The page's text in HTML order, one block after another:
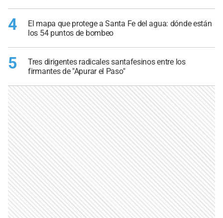
4
El mapa que protege a Santa Fe del agua: dónde están
los 54 puntos de bombeo
5
Tres dirigentes radicales santafesinos entre los
firmantes de "Apurar el Paso"